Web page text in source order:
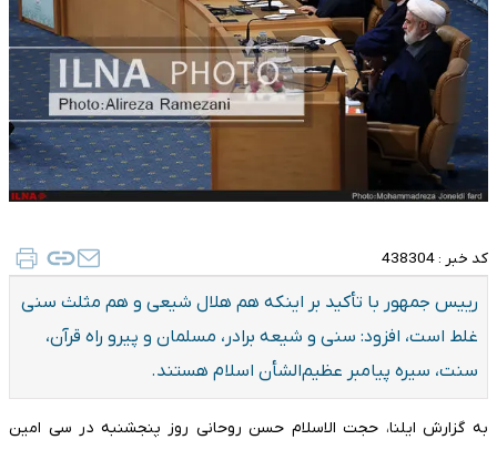
کد خبر : 438304
رییس‌ جمهور با تأکید بر اینکه هم هلال شیعی و هم مثلث سنی
غلط است، افزود: سنی و شیعه برادر، مسلمان و پیرو راه قرآن،
سنت، سیره پیامبر عظیم‌الشأن اسلام هستند.
به گزارش ایلنا، حجت الاسلام حسن روحانی روز پنجشنبه در سی امین